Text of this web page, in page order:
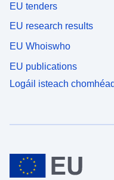
EU tenders
EU research results
EU Whoiswho
EU publications
Logáil isteach